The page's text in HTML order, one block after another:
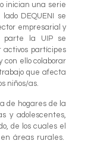
inician una serie
DEQUENI se
empresarial y
parte la UIP se
activos partícipes
ello colaborar
que afecta
niños/as.
de hogares de la
y adolescentes,
de los cuales el
áreas rurales.